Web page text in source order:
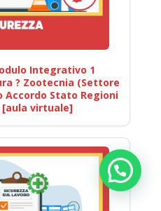
Integrativo 1
? Zootecnia (Settore
Accordo Stato Regioni
[aula virtuale]